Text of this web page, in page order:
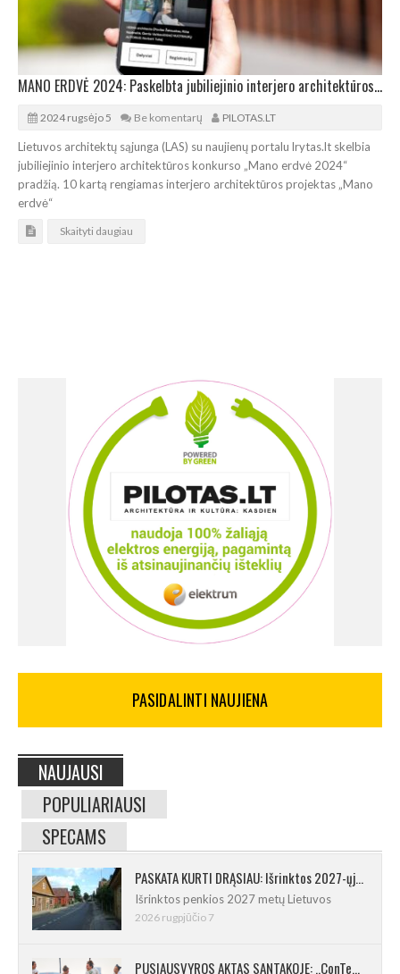
MANO ERDVĖ 2024: Paskelbta jubiliejinio interjero architektūros konkurso pradžia
2024 rugsėjo 5 Be komentarų PILOTAS.LT
Lietuvos architektų sąjunga (LAS) su naujienų portalu lrytas.lt skelbia
jubiliejinio interjero architektūros konkurso „Mano erdvė 2024“
pradžią. 10 kartą rengiamas interjero architektūros projektas „Mano
erdvė“
Skaityti daugiau
PASIDALINTI NAUJIENA
NAUJAUSI
POPULIARIAUSI
SPECAMS
PASKATA KURTI DRĄSIAU: Išrinktos 2027-ųjų Lietuvos mažosios kultūros sostinės
Išrinktos penkios 2027 metų Lietuvos
2026 rugpjūčio 7
PUSIAUSVYROS AKTAS SANTAKOJE: „ConTempo 2026“ uždarys sudėtingas pasirodymas 8 m aukštyje